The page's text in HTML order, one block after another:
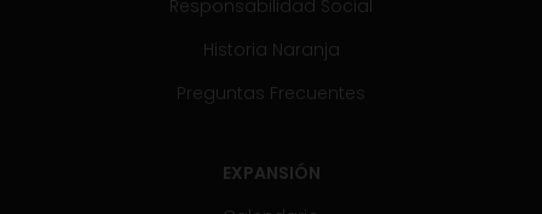
Responsabilidad Social
Historia Naranja
Preguntas Frecuentes
EXPANSIÓN